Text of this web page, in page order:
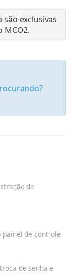
são exclusivas
MCO2.
da
painel de controle
de senha e